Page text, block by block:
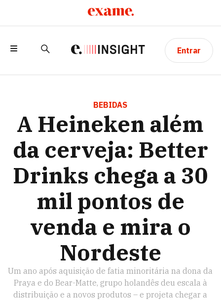
Entrar
DRINKS CHEGA A 30 MIL PONTOS DE
VENDA E MIRA O NORDESTE
BEBIDAS
A Heineken além
da cerveja: Better
Drinks chega a 30
mil pontos de
venda e mira o
Nordeste
Um ano após aquisição de fatia minoritária na dona da
Praya e do Bear-Matte, grupo holandês deu escala à
distribuição e a novos produtos – e projeta chegar a